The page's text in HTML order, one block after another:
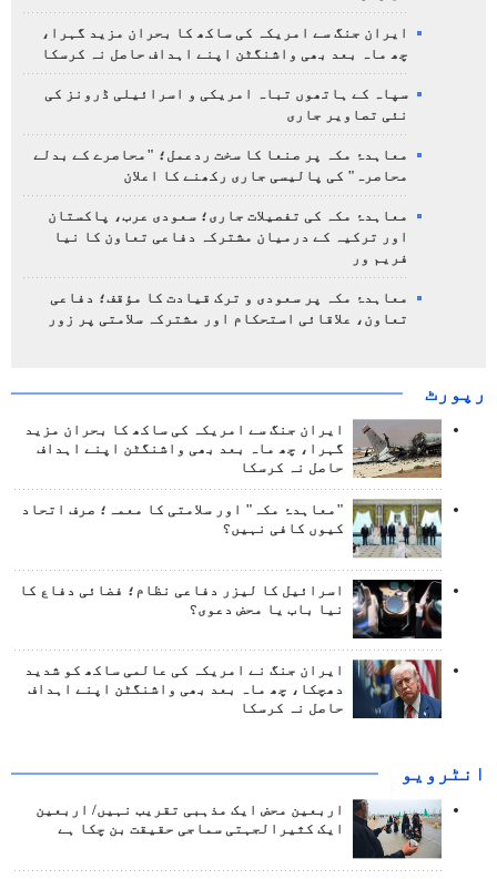
ایران جنگ سے امریکہ کی ساکھ کا بحران مزید گہرا،
چھ ماہ بعد بھی واشنگٹن اپنے اہداف حاصل نہ کرسکا
سپاہ کے ہاتھوں تباہ امریکی و اسرائیلی ڈرونز کی
نئی تصاویر جاری
معاہدۂ مکہ پر صنعا کا سخت ردعمل؛ "محاصرے کے بدلے
محاصرہ" کی پالیسی جاری رکھنے کا اعلان
معاہدۂ مکہ کی تفصیلات جاری؛ سعودی عرب، پاکستان
اور ترکیہ کے درمیان مشترکہ دفاعی تعاون کا نیا
فریم ور
معاہدۂ مکہ پر سعودی و ترک قیادت کا مؤقف؛ دفاعی
تعاون، علاقائی استحکام اور مشترکہ سلامتی پر زور
رپورٹ
ایران جنگ سے امریکہ کی ساکھ کا بحران مزید
گہرا، چھ ماہ بعد بھی واشنگٹن اپنے اہداف
حاصل نہ کرسکا
"معاہدۂ مکہ" اور سلامتی کا معمہ؛ صرف اتحاد
کیوں کافی نہیں؟
اسرائیل کا لیزر دفاعی نظام؛ فضائی دفاع کا
نیا باب یا محض دعوی؟
ایران جنگ نے امریکہ کی عالمی ساکھ کو شدید
دھچکا، چھ ماہ بعد بھی واشنگٹن اپنے اہداف
حاصل نہ کرسکا
انٹرويو
اربعین محض ایک مذہبی تقریب نہیں/ اربعین
ایک کثیرالجہتی سماجی حقیقت بن چکا ہے